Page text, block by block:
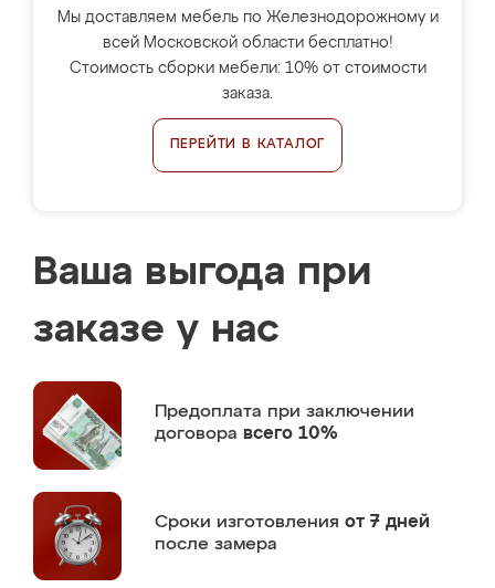
Мы доставляем мебель по Железнодорожному и
всей Московской области бесплатно!
Стоимость сборки мебели: 10% от стоимости
заказа.
ПЕРЕЙТИ В КАТАЛОГ
Ваша выгода при
заказе у нас
Предоплата при заключении
договора всего 10%
Сроки изготовления от 7 дней
после замера